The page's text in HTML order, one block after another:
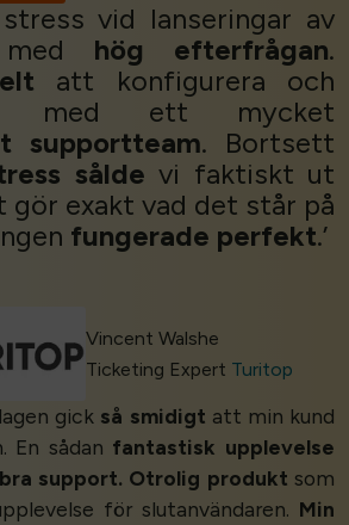
vid lanseringar av
med hög efterfrågan.
att konfigurera och
med ett mycket
supportteam. Bortsett
sålde vi faktiskt ut
gör exakt vad det står på
fungerade perfekt.’
Vincent Walshe
Ticketing Expert Turitop
gick så smidigt att min kund
En sådan fantastisk upplevelse
support. Otrolig produkt som
för slutanvändaren. Min